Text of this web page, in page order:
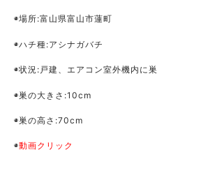
◉場所:富山県富山市蓮町
◉ハチ種:アシナガバチ
◉状況:戸建、エアコン室外機内に巣
◉巣の大きさ :10cm
◉巣の高さ :70cm
◉動画クリック